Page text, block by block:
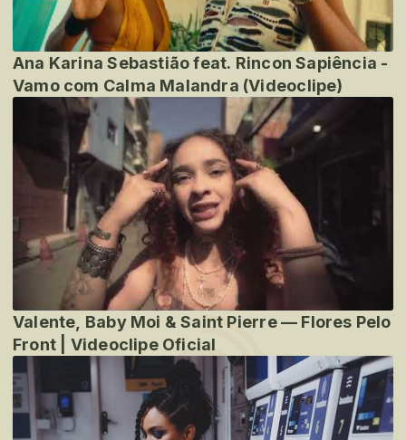
Ana Karina Sebastião feat. Rincon Sapiência -
Vamo com Calma Malandra (Videoclipe)
Valente, Baby Moi & Saint Pierre — Flores Pelo
Front | Videoclipe Oficial